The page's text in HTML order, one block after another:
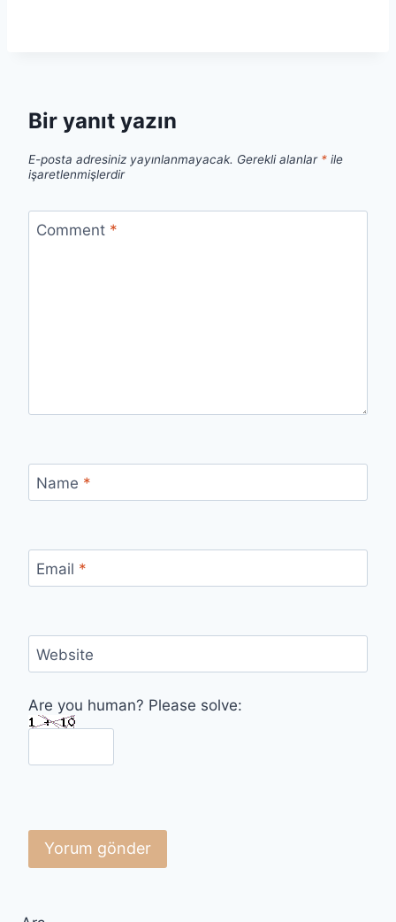
Bir yanıt yazın
E-posta adresiniz yayınlanmayacak. Gerekli alanlar * ile
işaretlenmişlerdir
Comment *
Name *
Email *
Website
Are you human? Please solve: